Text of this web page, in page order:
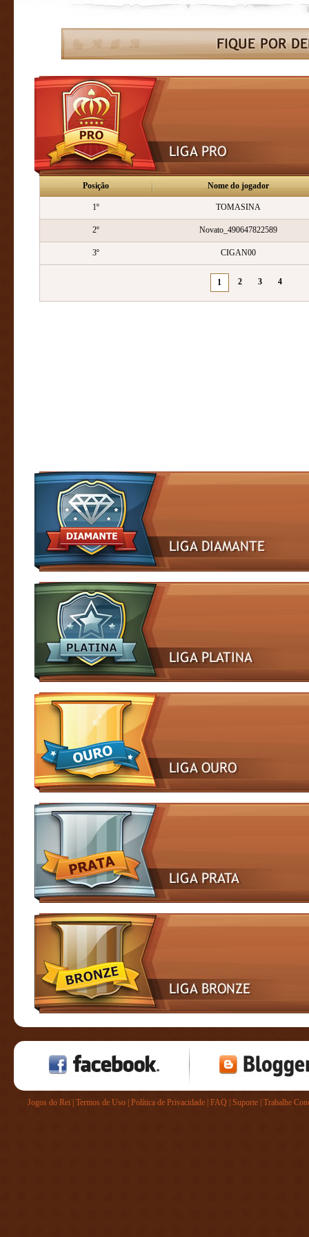
Posição Nome do jogador
1º TOMASINA
2º Novato_490647822589
3º CIGAN00
1 2 3 4
Jogos do Rei| Termos de Uso| Política de Privacidade| FAQ Suporte| Trabalhe